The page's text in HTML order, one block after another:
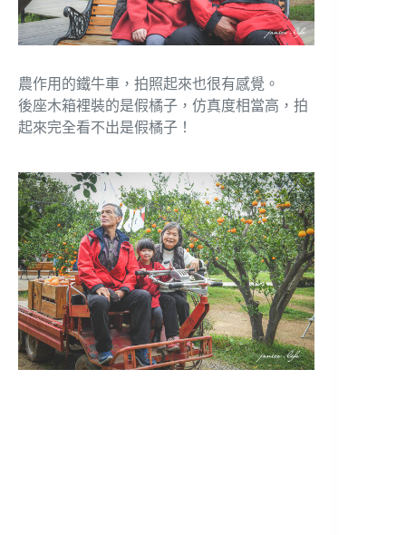
農作用的鐵牛車，拍照起來也很有感覺。
後座木箱裡裝的是假橘子，仿真度相當高，拍
起來完全看不出是假橘子！